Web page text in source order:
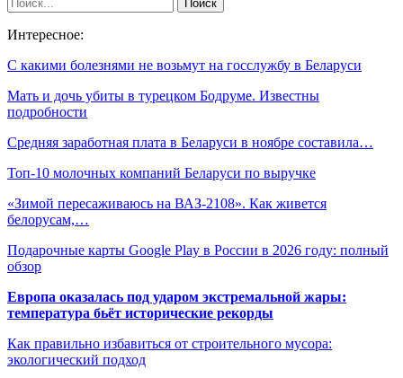
Интересное:
С какими болезнями не возьмут на госслужбу в Беларуси
Мать и дочь убиты в турецком Бодруме. Известны
подробности
Средняя заработная плата в Беларуси в ноябре составила…
Топ-10 молочных компаний Беларуси по выручке
«Зимой пересаживаюсь на ВАЗ-2108». Как живется
белорусам,…
Подарочные карты Google Play в России в 2026 году: полный
обзор
Европа оказалась под ударом экстремальной жары:
температура бьёт исторические рекорды
Как правильно избавиться от строительного мусора:
экологический подход